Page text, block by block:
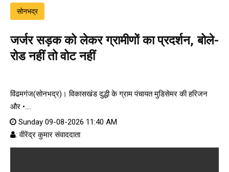
सोनभद्र
जर्जर सड़क को लेकर ग्रामीणों का प्रदर्शन, बोले-
रोड नहीं तो वोट नहीं
विंढमगंज(सोनभद्र)। विकासखंड दुद्धी के ग्राम पंचायत मुडिसेमर की हरिजन
और •....
Sunday 09-08-2026 11:40 AM
: वीरेंद्र कुमार संवाददाता